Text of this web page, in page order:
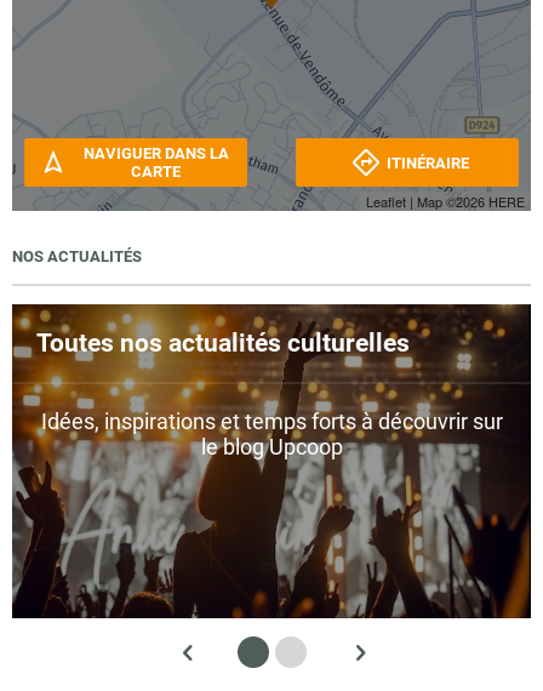
Leaflet | Map ©2026 HERE
NAVIGUER DANS LA
CARTE
ITINÉRAIRE
NOS ACTUALITÉS
Toutes nos actualités culturelles
Idées, inspirations et temps forts à découvrir sur
le blog Upcoop